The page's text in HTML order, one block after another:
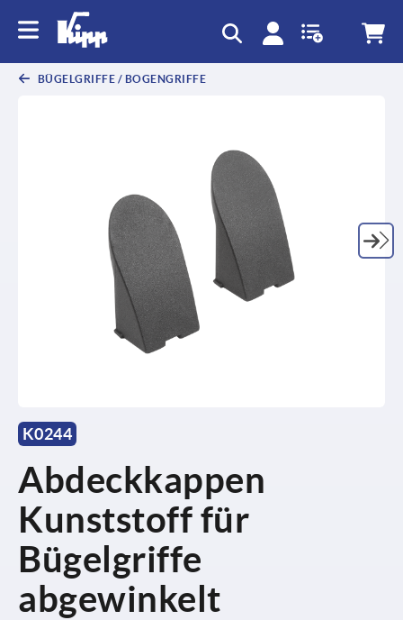
BÜGELGRIFFE / BOGENGRIFFE
K0244
Abdeckkappen
Kunststoff für
Bügelgriffe
abgewinkelt